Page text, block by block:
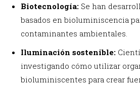
Biotecnología: Se han
basados en bioluminiscencia
contaminantes ambientales.
Iluminación sostenible:
investigando cómo utilizar
bioluminiscentes para crear